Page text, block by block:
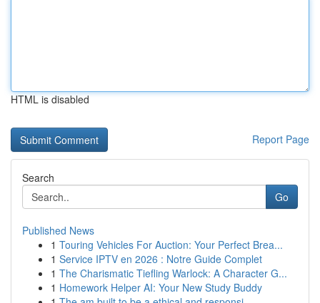
HTML is disabled
Report Page
Search
Go
Published News
1 Touring Vehicles For Auction: Your Perfect Brea...
1 Service IPTV en 2026 : Notre Guide Complet
1 The Charismatic Tiefling Warlock: A Character G...
1 Homework Helper AI: Your New Study Buddy